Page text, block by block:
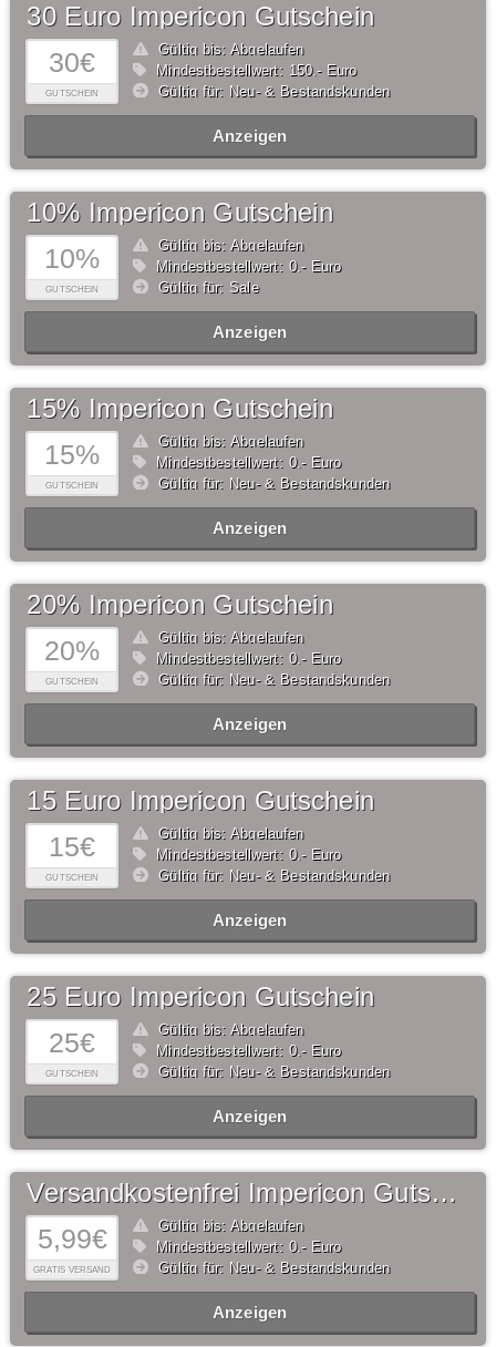
30€
GUTSCHEIN
30 Euro Impericon Gutschein
Gültig bis: Abgelaufen
Mindestbestellwert: 150,- Euro
Gültig für: Neu- & Bestandskunden
Anzeigen
10%
GUTSCHEIN
10% Impericon Gutschein
Gültig bis: Abgelaufen
Mindestbestellwert: 0,- Euro
Gültig für: Sale
Anzeigen
15%
GUTSCHEIN
15% Impericon Gutschein
Gültig bis: Abgelaufen
Mindestbestellwert: 0,- Euro
Gültig für: Neu- & Bestandskunden
Anzeigen
20%
GUTSCHEIN
20% Impericon Gutschein
Gültig bis: Abgelaufen
Mindestbestellwert: 0,- Euro
Gültig für: Neu- & Bestandskunden
Anzeigen
15€
GUTSCHEIN
15 Euro Impericon Gutschein
Gültig bis: Abgelaufen
Mindestbestellwert: 0,- Euro
Gültig für: Neu- & Bestandskunden
Anzeigen
25€
GUTSCHEIN
25 Euro Impericon Gutschein
Gültig bis: Abgelaufen
Mindestbestellwert: 0,- Euro
Gültig für: Neu- & Bestandskunden
Anzeigen
5,99€
GRATIS VERSAND
Versandkostenfrei Impericon Gutschein
Gültig bis: Abgelaufen
Mindestbestellwert: 0,- Euro
Gültig für: Neu- & Bestandskunden
Anzeigen